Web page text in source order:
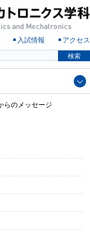
入試情報 アクセス
らのメッセージ